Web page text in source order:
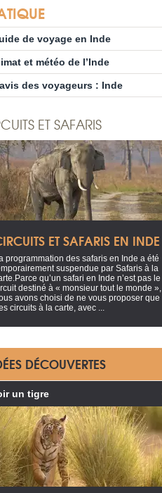
de voyage en Inde
et météo de l’Inde
des voyageurs : Inde
ET SAFARIS
ET SAFARIS EN INDE
programmation des safaris en Inde a été
suspendue par Safaris à la
qu’un safari en Inde n’est pas le
destiné à « monsieur tout le monde »,
avons choisi de ne vous proposer que
circuits à la carte, avec ...
DÉCOUVERTES
un tigre